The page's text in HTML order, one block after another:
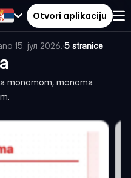
Otvori aplikaciju
15. јул 2026.·5 stranice
monomom, monoma